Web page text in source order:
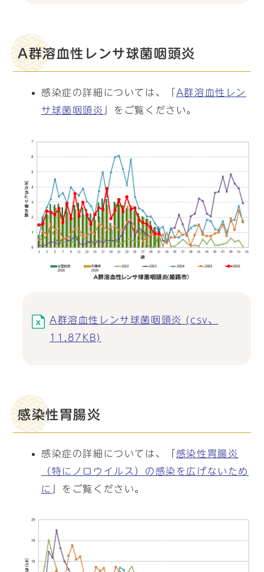
A群溶血性レンサ球菌咽頭炎
感染症の詳細については、「 A群溶血性レン
サ球菌咽頭炎
」をご覧ください。
A群溶血性レンサ球菌咽頭炎 (csv、
11.87KB)
感染性胃腸炎
感染症の詳細については、「感染性胃腸炎
（特にノロウイルス）の感染を広げないため
に
」をご覧ください。